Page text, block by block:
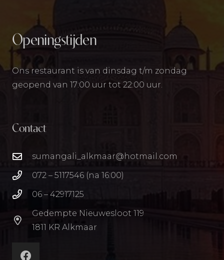
Openingstijden
Ons restaurant is van dinsdag t/m zondag
geopend van 17:00 uur tot 22:00 uur.
Contact
sumangali_alkmaar@hotmail.com
072 – 5117546 (na 16:00)
06 – 42917125
Gedempte Nieuwesloot 119
1811 KR Alkmaar